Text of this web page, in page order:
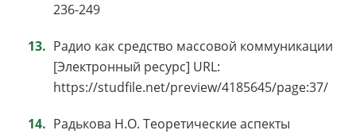
236-249
Радио как средство массовой коммуникации
[Электронный ресурс] URL:
https://studfile.net/preview/4185645/page:37/
Радькова Н.О. Теоретические аспекты